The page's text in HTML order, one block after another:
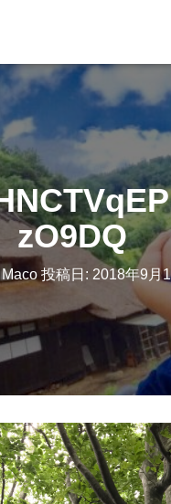
zO9DQ
Maco 投稿日: 2018年9月